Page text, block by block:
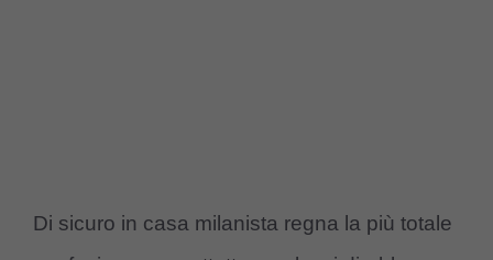
Di sicuro in casa milanista regna la più totale